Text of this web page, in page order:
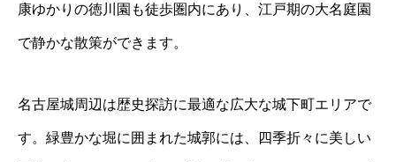
康ゆかりの徳川園も徒歩圏内にあり、江戸期の大名庭園
で静かな散策ができます。
名古屋城周辺は歴史探訪に最適な広大な城下町エリアで
す。緑豊かな堀に囲まれた城郭には、四季折々に美しい